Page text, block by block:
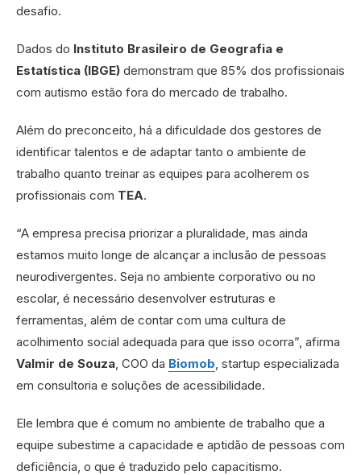
desafio.
Dados do Instituto Brasileiro de Geografia e
Estatística (IBGE) demonstram que 85% dos profissionais
com autismo estão fora do mercado de trabalho.
Além do preconceito, há a dificuldade dos gestores de
identificar talentos e de adaptar tanto o ambiente de
trabalho quanto treinar as equipes para acolherem os
profissionais com TEA.
“A empresa precisa priorizar a pluralidade, mas ainda
estamos muito longe de alcançar a inclusão de pessoas
neurodivergentes. Seja no ambiente corporativo ou no
escolar, é necessário desenvolver estruturas e
ferramentas, além de contar com uma cultura de
acolhimento social adequada para que isso ocorra”, afirma
Valmir de Souza , COO da Biomob , startup especializada
em consultoria e soluções de acessibilidade.
Ele lembra que é comum no ambiente de trabalho que a
equipe subestime a capacidade e aptidão de pessoas com
deficiência, o que é traduzido pelo capacitismo.